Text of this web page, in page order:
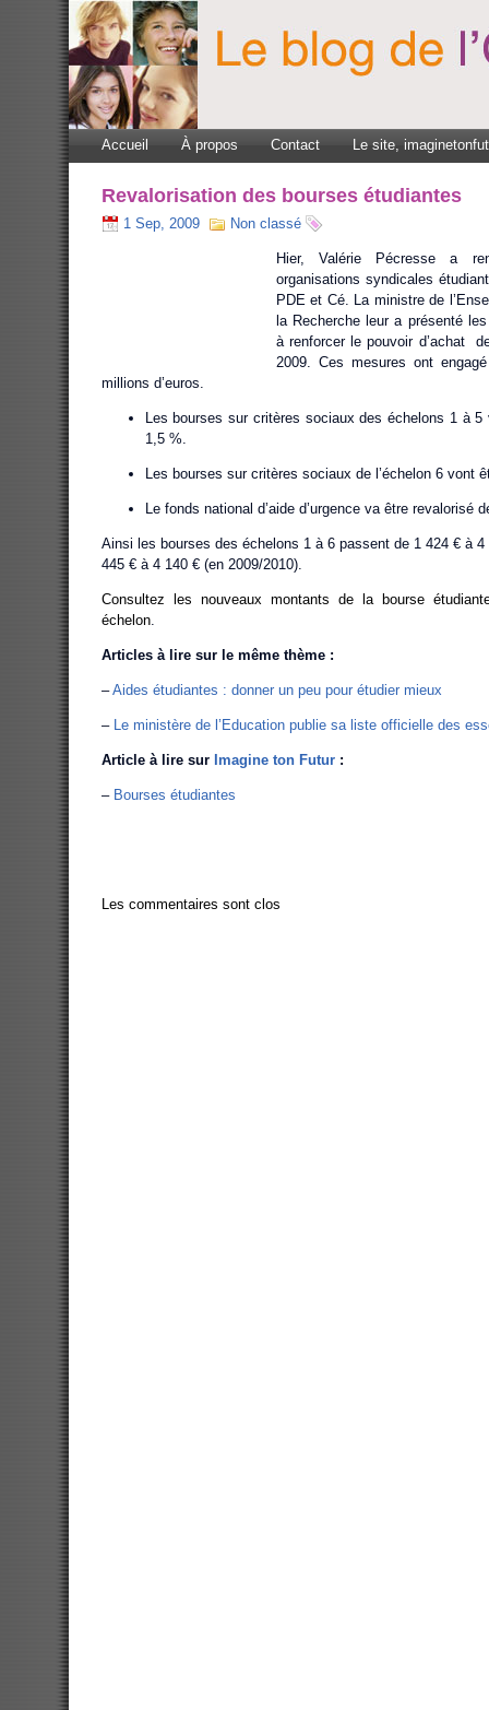
Accueil À propos Contact Le site,
Revalorisation des bourses étudiantes
1 Sep, 2009 Non classé
Hier, Valérie Pécresse a
organisations syndicales
PDE et Cé. La ministre de
la Recherche leur a présenté
à renforcer le pouvoir d’achat
2009. Ces mesures ont
millions d’euros.
Les bourses sur critères sociaux des échelons 1 à
1,5 %.
Les bourses sur critères sociaux de l’échelon 6 vont
Le fonds national d’aide d’urgence va être revalorisé
Ainsi les bourses des échelons 1 à 6 passent de 1 424 € à 4
445 € à 4 140 € (en 2009/2010).
Consultez les nouveaux montants de la bourse
échelon.
Articles à lire sur le même thème :
–Aides étudiantes : donner un peu pour étudier mieux
–Le ministère de l’Education publie sa liste officielle des
Article à lire sur Imagine ton Futur:
–Bourses étudiantes
Les commentaires sont clos